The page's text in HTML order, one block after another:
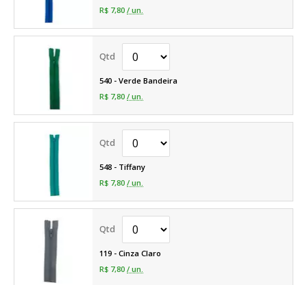
R$ 7,80 / un.
540 - Verde Bandeira
R$ 7,80 / un.
548 - Tiffany
R$ 7,80 / un.
119 - Cinza Claro
R$ 7,80 / un.